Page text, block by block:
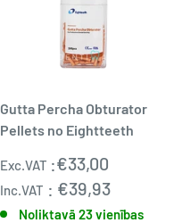
Gutta Percha Obturator
Pellets no Eightteeth
Pārdošanas
cena
Exc.VAT :€33,00
Inc.VAT : €39,93
Noliktavā 23 vienības